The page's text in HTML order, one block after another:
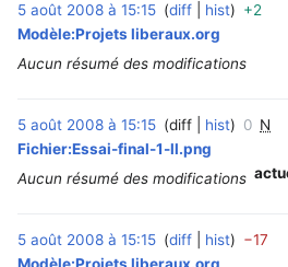
5 août 2008 à 15:15 diff hist +2
Modèle:Projets liberaux.org
Aucun résumé des modifications
5 août 2008 à 15:15 diff hist 0 N
Fichier:Essai-final-1-ll.png
Aucun résumé des modifications
5 août 2008 à 15:15 diff hist −17